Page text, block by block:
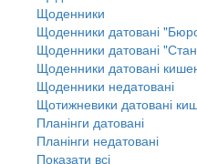
Щоденники
Щоденники датовані
Щоденники датовані
Щоденники датовані
Щоденники недатовані
Щотижневики датовані
Планінги датовані
Планінги недатовані
Показати всі